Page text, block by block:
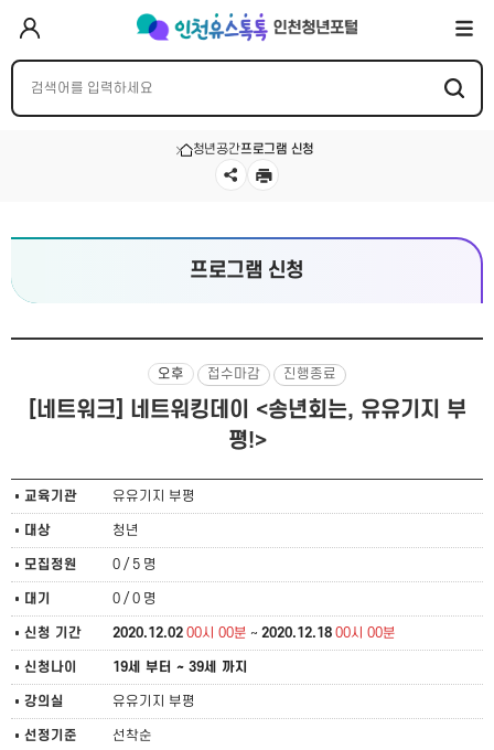
청년공간프로그램 신청
프로그램 신청
오후 접수마감 진행종료
[네트워크] 네트워킹데이 <송년회는, 유유기지 부
평!>
교육기관 유유기지 부평
대상 청년
모집정원 0 / 5 명
대기 0 / 0 명
신청 기간 2020.12.02 00시 00분 ~ 2020.12.18 00시 00분
신청나이 19세 부터 ~ 39세 까지
강의실 유유기지 부평
선정기준 선착순